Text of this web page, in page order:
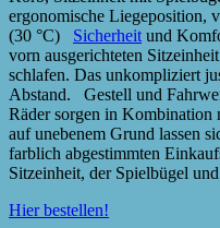
ergonomische Liegeposition,
(30 °C) Sicherheit und
vorn ausgerichteten
schlafen. Das unkompliziert
Abstand. Gestell und
Räder sorgen in Kombination
auf unebenem Grund lassen
farblich abgestimmten
Sitzeinheit, der Spielbügel
Hier bestellen!